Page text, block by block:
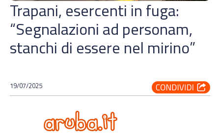
Trapani, esercenti in fuga:
“Segnalazioni ad personam,
stanchi di essere nel mirino”
19/07/2025